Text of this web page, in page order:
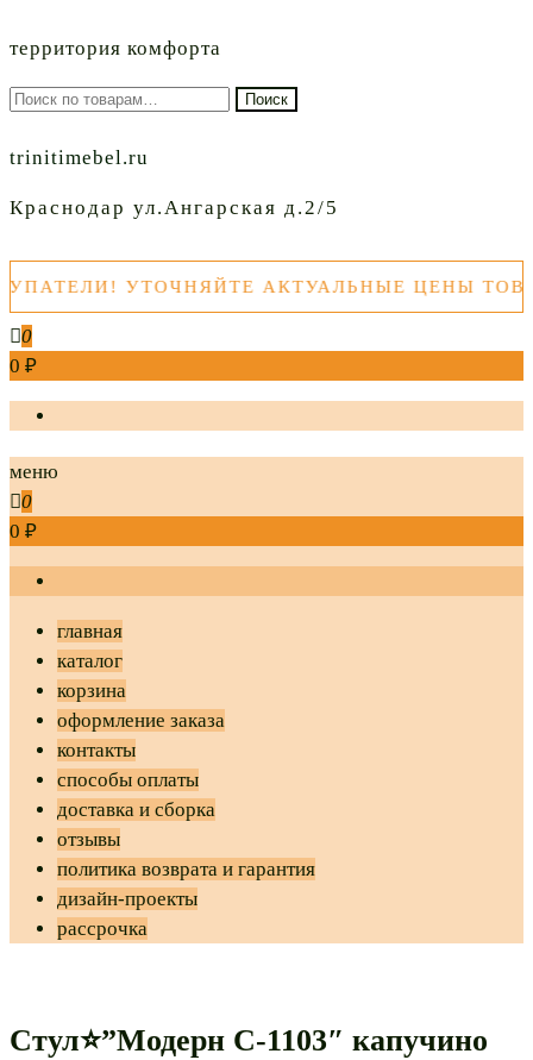
территория комфорта
Искать: Поиск
trinitimebel.ru
Краснодар ул.Ангарская д.2/5
УТОЧНЯЙТЕ АКТУАЛЬНЫЕ ЦЕНЫ
0
0 ₽
меню
0
0 ₽
главная
каталог
корзина
оформление заказа
контакты
способы оплаты
доставка и сборка
отзывы
политика возврата и гарантия
дизайн-проекты
рассрочка
Стул⭐”Модерн С-1103″ капучино